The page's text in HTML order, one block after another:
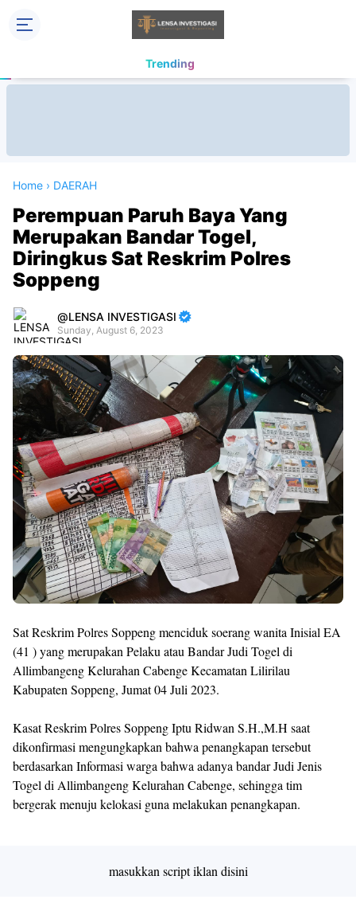
Trending
Home › DAERAH
Perempuan Paruh Baya Yang
Merupakan Bandar Togel,
Diringkus Sat Reskrim Polres
Soppeng
LENSA INVESTIGASI
Sunday, August 6, 2023
Premium
By
Raushan
Design
With
Shroff
Templates
Sat Reskrim Polres Soppeng menciduk soerang wanita Inisial EA
(41 ) yang merupakan Pelaku atau Bandar Judi Togel di
Allimbangeng Kelurahan Cabenge Kecamatan Lilirilau
Kabupaten Soppeng, Jumat 04 Juli 2023.
Kasat Reskrim Polres Soppeng Iptu Ridwan S.H.,M.H saat
dikonfirmasi mengungkapkan bahwa penangkapan tersebut
berdasarkan Informasi warga bahwa adanya bandar Judi Jenis
Togel di Allimbangeng Kelurahan Cabenge, sehingga tim
bergerak menuju kelokasi guna melakukan penangkapan.
masukkan script iklan disini